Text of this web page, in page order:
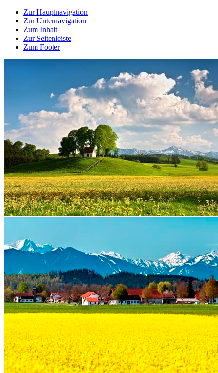
Zur Hauptnavigation
Zur Unternavigation
Zum Inhalt
Zur Seitenleiste
Zum Footer